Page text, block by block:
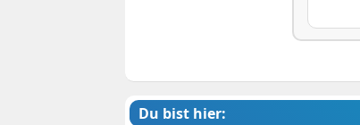
Du bist hier: